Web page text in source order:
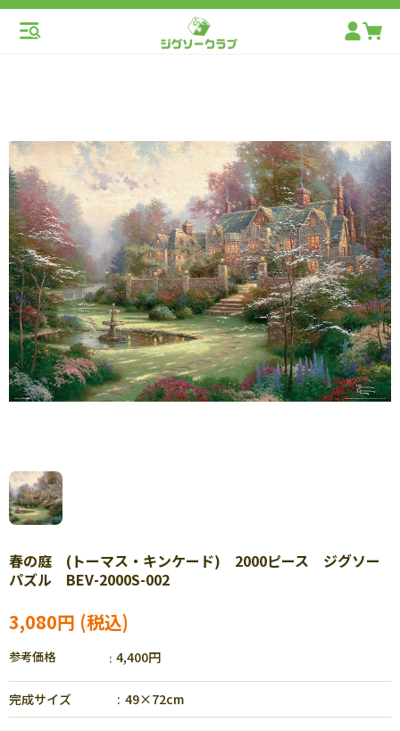
春の庭 (トーマス・キンケード) 2000ピース ジグソー
パズル BEV-2000S-002
3,080円
参考価格 4,400円
完成サイズ 49×72cm